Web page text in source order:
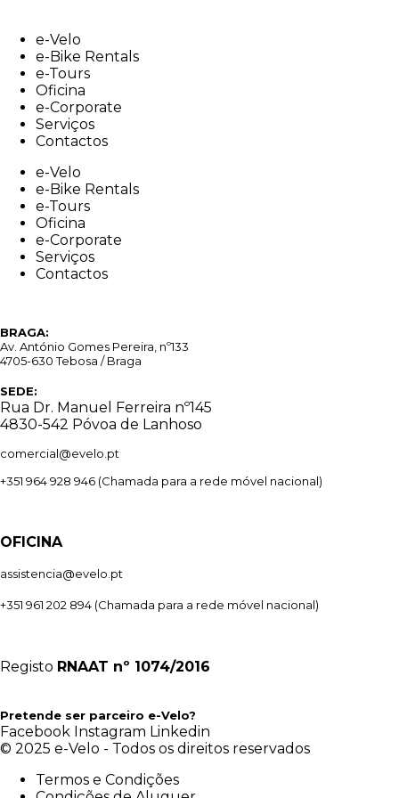
contente-Velo
e-Bike Rentals
e-Tours
Oficina
e-Corporate
Serviços
Contactos
e-Velo
e-Bike Rentals
e-Tours
Oficina
e-Corporate
Serviços
Contactos
BRAGA:
Av. António Gomes Pereira, nº133
4705-630 Tebosa / Braga
SEDE:
Rua Dr. Manuel Ferreira nº145
4830-542 Póvoa de Lanhoso
comercial@evelo.pt
+351 964 928 946 (Chamada para a rede móvel nacional)
OFICINA
assistencia@evelo.pt
+351 961 202 894 (Chamada para a rede móvel nacional)
Registo RNAAT nº 1074/2016
Pretende ser parceiro e-Velo?
Facebook Instagram Linkedin
© 2025 e-Velo - Todos os direitos reservados
Termos e Condições